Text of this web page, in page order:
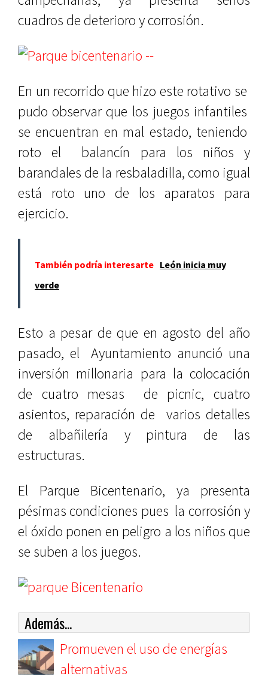
cuadros de deterioro y corrosión.
En un recorrido que hizo este rotativo se
pudo observar que los juegos infantiles
se encuentran en mal estado, teniendo
roto el balancín para los niños y
barandales de la resbaladilla, como igual
está roto uno de los aparatos para
ejercicio.
También podría interesarte León inicia muy
verde
Esto a pesar de que en agosto del año
pasado, el Ayuntamiento anunció una
inversión millonaria para la colocación
de cuatro mesas de picnic, cuatro
asientos, reparación de varios detalles
de albañilería y pintura de las
estructuras.
El Parque Bicentenario, ya presenta
pésimas condiciones pues la corrosión y
el óxido ponen en peligro a los niños que
se suben a los juegos.
Además...
Promueven el uso de energías
alternativas